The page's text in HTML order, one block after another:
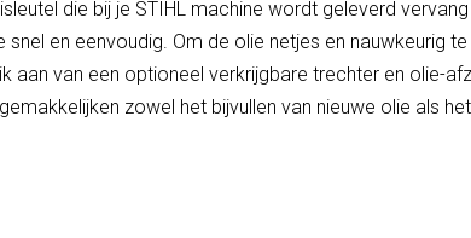
die bij je STIHL machine wordt geleverd
snel en eenvoudig. Om de olie netjes en nauwkeurig
aan van een optioneel verkrijgbare trechter en olie-
zowel het bijvullen van nieuwe olie als